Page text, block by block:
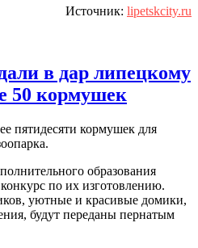
Источник: lipetskcity.ru
в дар липецкому
50 кормушек
пятидесяти кормушек для
образования
по их изготовлению.
уютные и красивые домики,
будут переданы пернатым